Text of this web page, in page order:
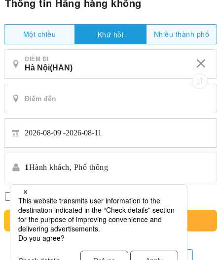
Một chiều Khứ hồi Nhiều thành phố
ĐIỂM ĐI
2026-08-09 2026-08-11
1Hành khách, Phổ thông
Chỉ có chuyến bay thẳng *Không chuyển nhượng
Tìm kiếm